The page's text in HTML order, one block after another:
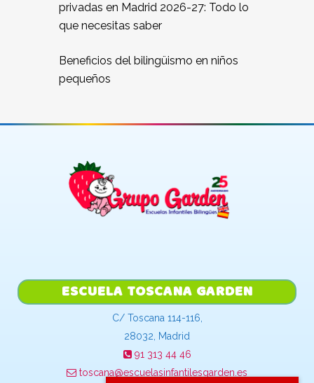
privadas en Madrid 2026-27: Todo lo
que necesitas saber
Beneficios del bilingüismo en niños
pequeños
ESCUELA TOSCANA GARDEN
C/ Toscana 114-116,
28032, Madrid
91 313 44 46
toscana@escuelasinfantilesgarden.es